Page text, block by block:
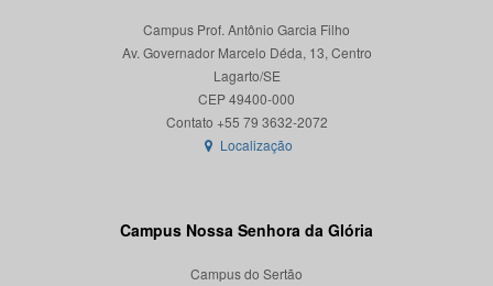
Campus Prof. Antônio Garcia Filho
Av. Governador Marcelo Déda, 13, Centro
Lagarto/SE
CEP 49400-000
Localização
Campus Nossa Senhora da Glória
Campus do Sertão